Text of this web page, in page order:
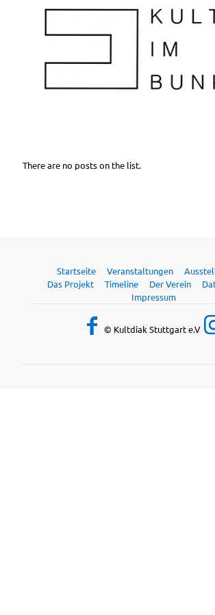
There are no posts on the list.
Startseite Veranstaltungen
Das Projekt
Timeline Der Verein
Impressum
© Kultdiak Stuttgart e.V